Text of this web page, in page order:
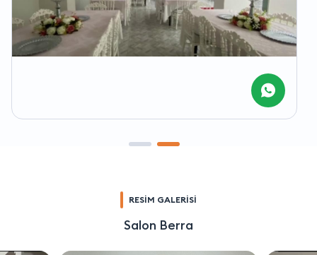
RESİM GALERİSİ
Salon Berra